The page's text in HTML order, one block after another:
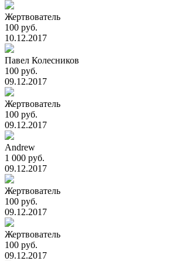
Жертвователь
100 руб.
10.12.2017
Павел Колесников
100 руб.
09.12.2017
Жертвователь
100 руб.
09.12.2017
Andrew
1 000 руб.
09.12.2017
Жертвователь
100 руб.
09.12.2017
Жертвователь
100 руб.
09.12.2017